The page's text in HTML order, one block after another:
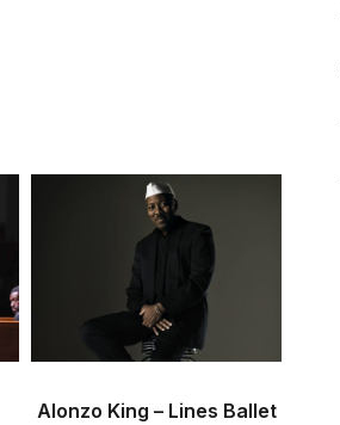
Alonzo King – Lines Ballet